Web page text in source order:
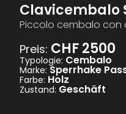
Clavicembalo
Piccolo cembalo con
Preis: CHF 2500
Typologie: Cembalo
Marke: Sperrhake
Farbe: Holz
Zustand: Geschäft